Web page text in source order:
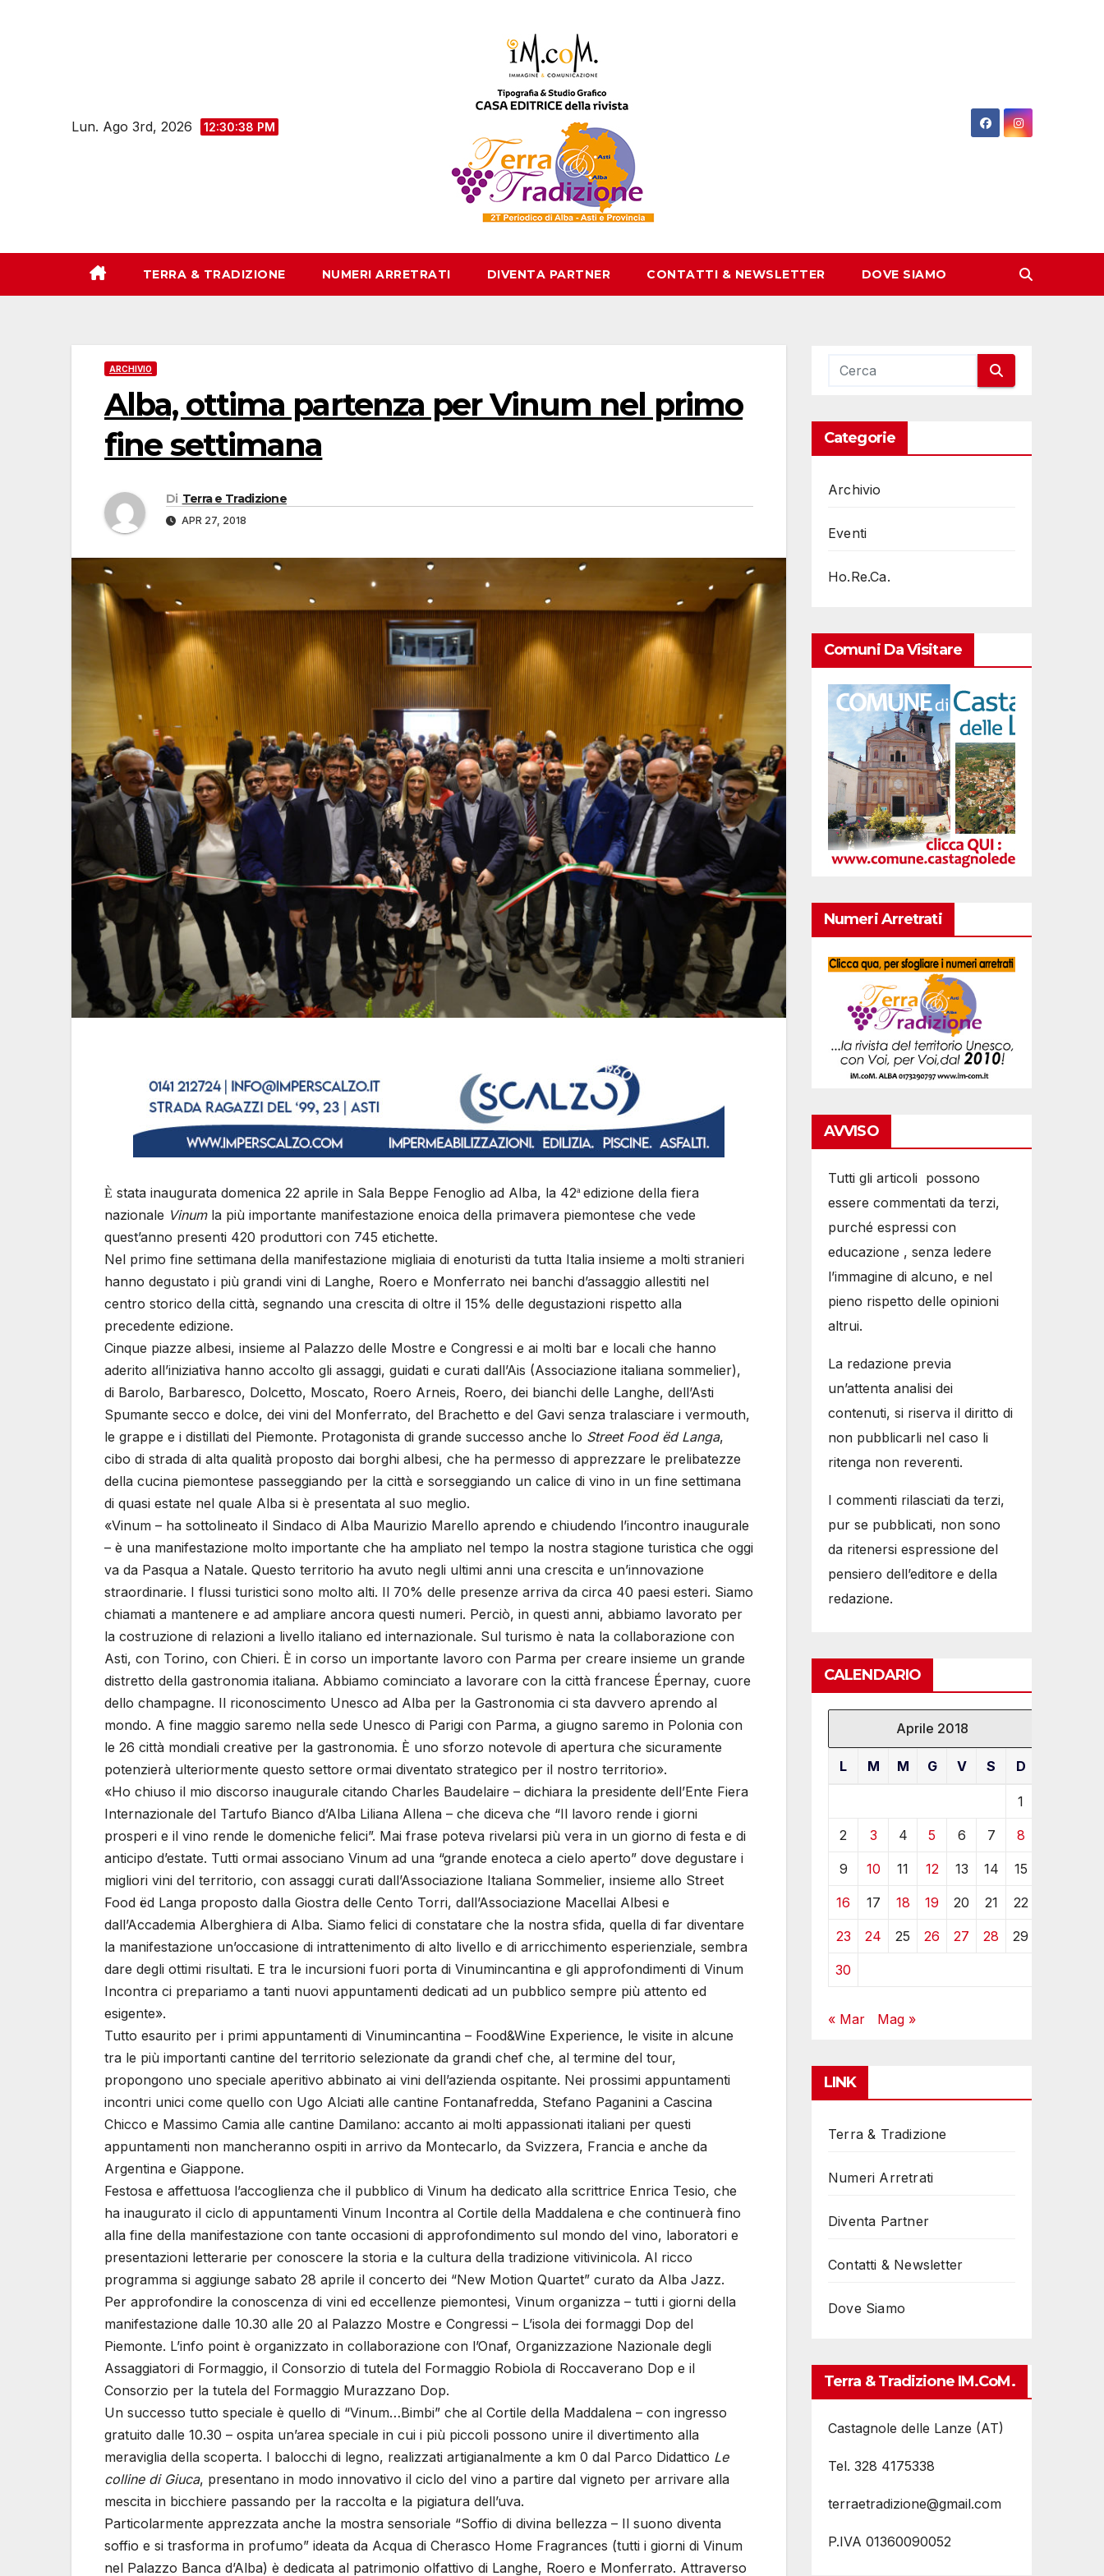
Lun. Ago 3rd, 2026 12:30:39 PM
TERRA & TRADIZIONE NUMERI ARRETRATI DIVENTA PARTNER CONTATTI & NEWSLETTER DOVE SIAMO
ARCHIVIO
Alba, ottima partenza per Vinum nel primo
fine settimana
Di Terra e Tradizione
APR 27, 2018
È stata inaugurata domenica 22 aprile in Sala Beppe Fenoglio ad Alba, la 42ªedizione della fiera
nazionale Vinumla più importante manifestazione enoica della primavera piemontese che vede
quest’anno presenti 420 produttori con 745 etichette.
Nel primo fine settimana della manifestazione migliaia di enoturisti da tutta Italia insieme a molti stranieri
hanno degustato i più grandi vini di Langhe, Roero e Monferrato nei banchi d’assaggio allestiti nel
centro storico della città, segnando una crescita di oltre il 15% delle degustazioni rispetto alla
precedente edizione.
Cinque piazze albesi, insieme al Palazzo delle Mostre e Congressi e ai molti bar e locali che hanno
aderito all’iniziativa hanno accolto gli assaggi, guidati e curati dall’Ais (Associazione italiana sommelier),
di Barolo, Barbaresco, Dolcetto, Moscato, Roero Arneis, Roero, dei bianchi delle Langhe, dell’Asti
Spumante secco e dolce, dei vini del Monferrato, del Brachetto e del Gavi senza tralasciare i vermouth,
le grappe e i distillati del Piemonte. Protagonista di grande successo anche lo Street Food ëd Langa,
cibo di strada di alta qualità proposto dai borghi albesi, che ha permesso di apprezzare le prelibatezze
della cucina piemontese passeggiando per la città e sorseggiando un calice di vino in un fine settimana
di quasi estate nel quale Alba si è presentata al suo meglio.
«Vinum – ha sottolineato il Sindaco di Alba Maurizio Marello aprendo e chiudendo l’incontro inaugurale
– è una manifestazione molto importante che ha ampliato nel tempo la nostra stagione turistica che oggi
va da Pasqua a Natale. Questo territorio ha avuto negli ultimi anni una crescita e un’innovazione
straordinarie. I flussi turistici sono molto alti. Il 70% delle presenze arriva da circa 40 paesi esteri. Siamo
chiamati a mantenere e ad ampliare ancora questi numeri. Perciò, in questi anni, abbiamo lavorato per
la costruzione di relazioni a livello italiano ed internazionale. Sul turismo è nata la collaborazione con
Asti, con Torino, con Chieri. È in corso un importante lavoro con Parma per creare insieme un grande
distretto della gastronomia italiana. Abbiamo cominciato a lavorare con la città francese Épernay, cuore
dello champagne. Il riconoscimento Unesco ad Alba per la Gastronomia ci sta davvero aprendo al
mondo. A fine maggio saremo nella sede Unesco di Parigi con Parma, a giugno saremo in Polonia con
le 26 città mondiali creative per la gastronomia. È uno sforzo notevole di apertura che sicuramente
potenzierà ulteriormente questo settore ormai diventato strategico per il nostro territorio».
«Ho chiuso il mio discorso inaugurale citando Charles Baudelaire – dichiara la presidente dell’Ente Fiera
Internazionale del Tartufo Bianco d’Alba Liliana Allena – che diceva che “Il lavoro rende i giorni
prosperi e il vino rende le domeniche felici”. Mai frase poteva rivelarsi più vera in un giorno di festa e di
anticipo d’estate. Tutti ormai associano Vinum ad una “grande enoteca a cielo aperto” dove degustare i
migliori vini del territorio, con assaggi curati dall’Associazione Italiana Sommelier, insieme allo Street
Food ëd Langa proposto dalla Giostra delle Cento Torri, dall’Associazione Macellai Albesi e
dall’Accademia Alberghiera di Alba. Siamo felici di constatare che la nostra sfida, quella di far diventare
la manifestazione un’occasione di intrattenimento di alto livello e di arricchimento esperienziale, sembra
dare degli ottimi risultati. E tra le incursioni fuori porta di Vinumincantina e gli approfondimenti di Vinum
Incontra ci prepariamo a tanti nuovi appuntamenti dedicati ad un pubblico sempre più attento ed
esigente».
Tutto esaurito per i primi appuntamenti di Vinumincantina – Food&Wine Experience, le visite in alcune
tra le più importanti cantine del territorio selezionate da grandi chef che, al termine del tour,
propongono uno speciale aperitivo abbinato ai vini dell’azienda ospitante. Nei prossimi appuntamenti
incontri unici come quello con Ugo Alciati alle cantine Fontanafredda, Stefano Paganini a Cascina
Chicco e Massimo Camia alle cantine Damilano: accanto ai molti appassionati italiani per questi
appuntamenti non mancheranno ospiti in arrivo da Montecarlo, da Svizzera, Francia e anche da
Argentina e Giappone.
Festosa e affettuosa l’accoglienza che il pubblico di Vinum ha dedicato alla scrittrice Enrica Tesio, che
ha inaugurato il ciclo di appuntamenti Vinum Incontra al Cortile della Maddalena e che continuerà fino
alla fine della manifestazione con tante occasioni di approfondimento sul mondo del vino, laboratori e
presentazioni letterarie per conoscere la storia e la cultura della tradizione vitivinicola. Al ricco
programma si aggiunge sabato 28 aprile il concerto dei “New Motion Quartet” curato da Alba Jazz.
Per approfondire la conoscenza di vini ed eccellenze piemontesi, Vinum organizza – tutti i giorni della
manifestazione dalle 10.30 alle 20 al Palazzo Mostre e Congressi – L’isola dei formaggi Dop del
Piemonte. L’info point è organizzato in collaborazione con l’Onaf, Organizzazione Nazionale degli
Assaggiatori di Formaggio, il Consorzio di tutela del Formaggio Robiola di Roccaverano Dop e il
Consorzio per la tutela del Formaggio Murazzano Dop.
Un successo tutto speciale è quello di “Vinum…Bimbi” che al Cortile della Maddalena – con ingresso
gratuito dalle 10.30 – ospita un’area speciale in cui i più piccoli possono unire il divertimento alla
meraviglia della scoperta. I balocchi di legno, realizzati artigianalmente a km 0 dal Parco Didattico Le
colline di Giuca, presentano in modo innovativo il ciclo del vino a partire dal vigneto per arrivare alla
mescita in bicchiere passando per la raccolta e la pigiatura dell’uva.
Particolarmente apprezzata anche la mostra sensoriale “Soffio di divina bellezza – Il suono diventa
soffio e si trasforma in profumo” ideata da Acqua di Cherasco Home Fragrances (tutti i giorni di Vinum
nel Palazzo Banca d’Alba) è dedicata al patrimonio olfattivo di Langhe, Roero e Monferrato. Attraverso
Categorie
Archivio
Eventi
Ho.Re.Ca.
Comuni Da Visitare
Numeri Arretrati
AVVISO
Tutti gli articoli possono
essere commentati da terzi,
purché espressi con
educazione , senza ledere
l’immagine di alcuno, e nel
pieno rispetto delle opinioni
altrui.
La redazione previa
un’attenta analisi dei
contenuti, si riserva il diritto di
non pubblicarli nel caso li
ritenga non reverenti.
I commenti rilasciati da terzi,
pur se pubblicati, non sono
da ritenersi espressione del
pensiero dell’editore e della
redazione.
CALENDARIO
Aprile 2018
L M M G V S D
1
2 3 4 5 6 7 8
9 10 11 12 13 14 15
16 17 18 19 20 21 22
23 24 25 26 27 28 29
30
« Mar Mag »
LINK
Terra & Tradizione
Numeri Arretrati
Diventa Partner
Contatti & Newsletter
Dove Siamo
Terra & Tradizione IM.coM.
Castagnole delle Lanze (AT)
Tel. 328 4175338
terraetradizione@gmail.com
P.IVA 01360090052